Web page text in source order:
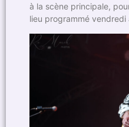
à la scène principale,
lieu programmé vendredi